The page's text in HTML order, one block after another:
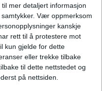
mer detaljert informasjon
Vær oppmerksom
kanskje
rett til å protestere mot
kun gjelde for dette
eller trekke tilbake
til dette nettstedet og
på nettsiden.